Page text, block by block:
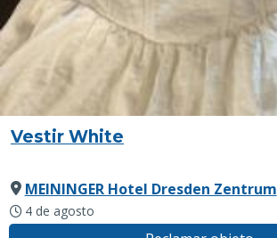
Vestir White
MEININGER Hotel Dresden Zentrum
4 de agosto